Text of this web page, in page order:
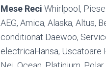
Mese Reci Whirlpool,
AEG, Amica, Alaska, Altus,
conditionat Daewoo,
electricaHansa, Uscatoare